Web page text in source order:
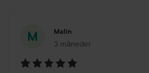
Malin
3 måneder
Innlegget ble opprettet 3